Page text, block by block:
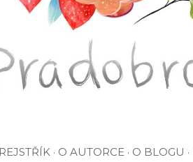
O AUTORCE O BLOGU